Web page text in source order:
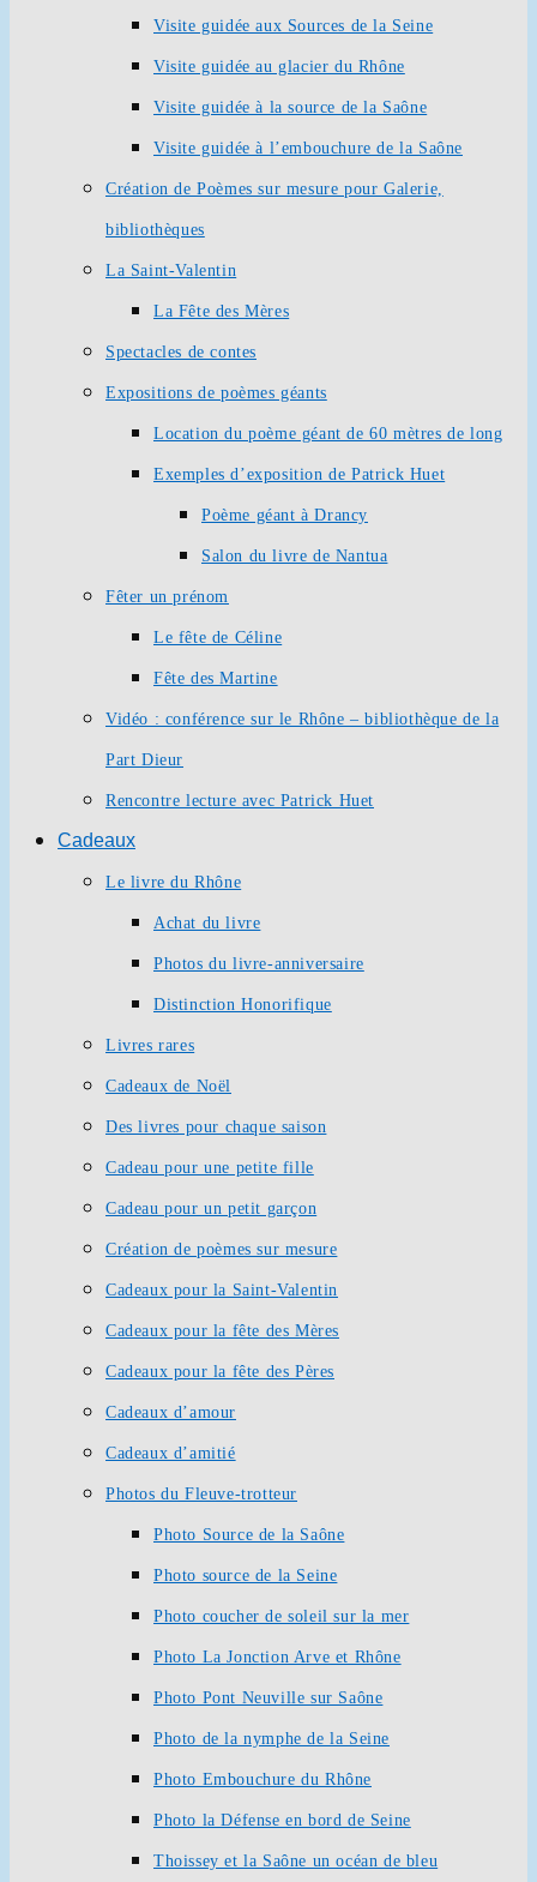
Visite guidée aux Sources de la Seine
Visite guidée au glacier du Rhône
Visite guidée à la source de la Saône
Visite guidée à l’embouchure de la Saône
Création de Poèmes sur mesure pour Galerie,
bibliothèques
La Saint-Valentin
La Fête des Mères
Spectacles de contes
Expositions de poèmes géants
Location du poème géant de 60 mètres de long
Exemples d’exposition de Patrick Huet
Poème géant à Drancy
Salon du livre de Nantua
Fêter un prénom
Le fête de Céline
Fête des Martine
Vidéo : conférence sur le Rhône – bibliothèque de la
Part Dieur
Rencontre lecture avec Patrick Huet
Cadeaux
Le livre du Rhône
Achat du livre
Photos du livre-anniversaire
Distinction Honorifique
Livres rares
Cadeaux de Noël
Des livres pour chaque saison
Cadeau pour une petite fille
Cadeau pour un petit garçon
Création de poèmes sur mesure
Cadeaux pour la Saint-Valentin
Cadeaux pour la fête des Mères
Cadeaux pour la fête des Pères
Cadeaux d’amour
Cadeaux d’amitié
Photos du Fleuve-trotteur
Photo Source de la Saône
Photo source de la Seine
Photo coucher de soleil sur la mer
Photo La Jonction Arve et Rhône
Photo Pont Neuville sur Saône
Photo de la nymphe de la Seine
Photo Embouchure du Rhône
Photo la Défense en bord de Seine
Thoissey et la Saône un océan de bleu